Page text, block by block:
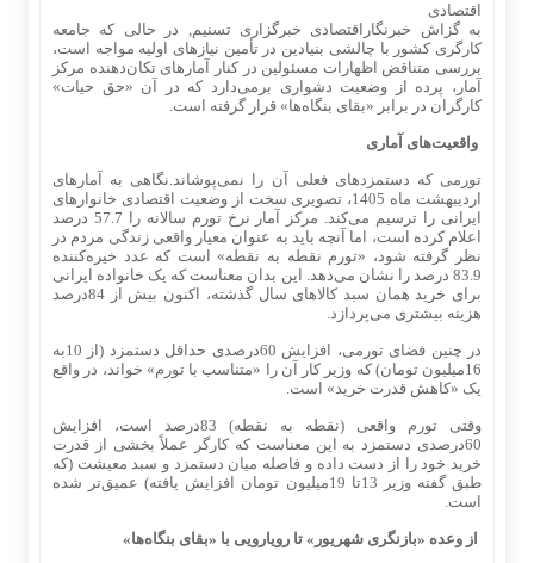
اقتصادی
به گزاش خبرنگاراقتصادی خبرگزاری تسنیم, در حالی که جامعه
کارگری کشور با چالشی بنیادین در تأمین نیازهای اولیه مواجه است،
بررسی متناقض اظهارات مسئولین در کنار آمارهای تکان‌دهنده مرکز
آمار، پرده از وضعیت دشواری برمی‌دارد که در آن «حق حیات»
کارگران در برابر «بقای بنگاه‌ها» قرار گرفته است.
واقعیت‌های آماری
تورمی که دستمزد‌های فعلی آن را نمی‌پوشاند.نگاهی به آمارهای
اردیبهشت ماه 1405، تصویری سخت از وضعیت اقتصادی خانوارهای
ایرانی را ترسیم می‌کند. مرکز آمار نرخ تورم سالانه را 57.7 درصد
اعلام کرده است، اما آنچه باید به عنوان معیار واقعی زندگی مردم در
نظر گرفته شود، «تورم نقطه به نقطه» است که عدد خیره‌کننده
83.9 درصد را نشان می‌دهد. این بدان معناست که یک خانواده ایرانی
برای خرید همان سبد کالاهای سال گذشته، اکنون بیش از 84درصد
هزینه بیشتری می‌پردازد.
در چنین فضای تورمی، افزایش 60درصدی حداقل دستمزد (از 10به
16میلیون تومان) که وزیر کار آن را «متناسب با تورم» خواند، در واقع
یک «کاهش قدرت خرید» است.
وقتی تورم واقعی (نقطه به نقطه) 83درصد است، افزایش
60درصدی دستمزد به این معناست که کارگر عملاً بخشی از قدرت
خرید خود را از دست داده و فاصله میان دستمزد و سبد معیشت (که
طبق گفته وزیر 13تا 19میلیون تومان افزایش یافته) عمیق‌تر شده
است.
از وعده «بازنگری شهریور» تا رویارویی با «بقای بنگاه‌ها»